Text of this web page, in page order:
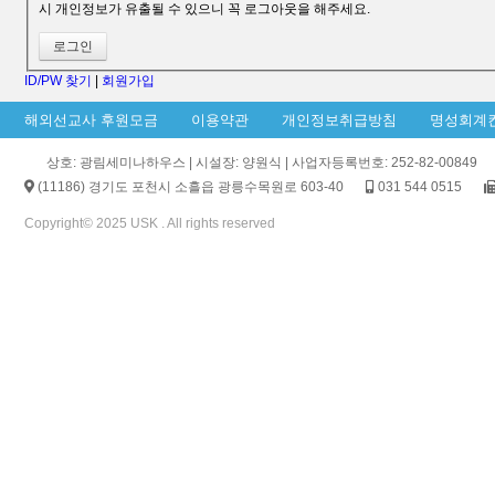
시 개인정보가 유출될 수 있으니 꼭 로그아웃을 해주세요.
ID/PW 찾기 | 회원가입
해외선교사 후원모금 이용약관 개인정보취급방침 명성회계
상호: 광림세미나하우스 | 시설장: 양원식 | 사업자등록번호: 252-82-00849
(11186) 경기도 포천시 소흘읍 광릉수목원로 603-40
031 544 0515
Copyright© 2025 USK . All rights reserved